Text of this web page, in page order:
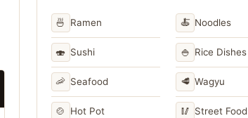
🍜 Ramen 🍝 Noodles
🍣 Sushi 🍚 Rice Dishes
🦐 Seafood 🥩 Wagyu
🍲 Hot Pot 🥢 Street Food